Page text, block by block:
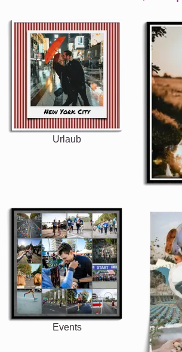
Urlaub
Events